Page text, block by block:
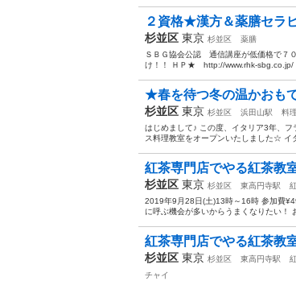
２資格★漢方＆薬膳セ
杉並区 東京 杉並区
薬膳
ＳＢＧ協会公認 通信講座が低価格で７
け！！ ＨＰ★ http://www.rhk-sbg.co.jp/
★春を待つ冬の温かおも
杉並区 東京 杉並区 浜田山駅
料理
はじめまして♪ この度、イタリア3年、
ス料理教室をオープンいたしました☆ イ
紅茶専門店でやる紅茶教
杉並区 東京 杉並区 東高円寺駅
2019年9月28日(土)13時～16時 参加費
に呼ぶ機会が多いからうまくなりたい！
紅茶専門店でやる紅茶教
杉並区 東京 杉並区 東高円寺駅
チャイ